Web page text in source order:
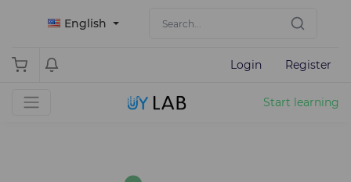
English
Login Register
Start learning